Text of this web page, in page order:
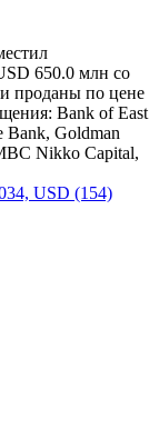
650.0 млн со
проданы по цене
Bank of East
Bank, Goldman
Nikko Capital,
USD (154)